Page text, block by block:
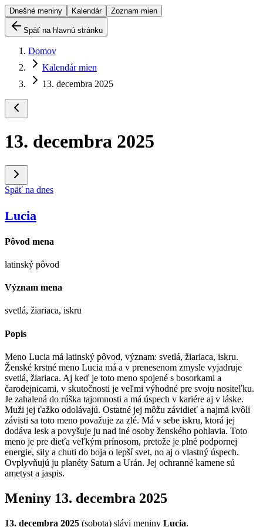
Dnešné meniny Kalendár Zoznam mien
Späť na hlavnú stránku
Domov
Kalendár mien
13. decembra 2025
13. decembra 2025
Späť na dnes
Lucia
Pôvod mena
latinský pôvod
Význam mena
svetlá, žiariaca, iskru
Popis
Meno Lucia má latinský pôvod, význam: svetlá, žiariaca, iskru.
Ženské krstné meno Lucia má a v prenesenom zmysle vyjadruje
svetlá, žiariaca. Aj keď je toto meno spojené s bosorkami a
čarodejnicami, v skutočnosti je veľmi výhodné pre svoju nositeľku.
Je zahalená do rúška tajomnosti a má úspech v kariére aj v láske.
Muži jej ťažko odolávajú. Ostatné jej môžu závidieť a najmä kvôli
závisti sa toto meno považuje za zlé. Má v sebe iskru, ktorá jej
dodáva lesk a povyšuje ju nad iné osoby ženského pohlavia. Toto
meno je pre dieťa veľkým prínosom, pretože je plné podpornej
energie, sily a chuti do boja o lepší svet, no aj o vlastný úspech.
Ovplyvňujú ju planéty Saturn a Urán. Jej ochranné kamene sú
ametyst a jaspis.
Meniny 13. decembra 2025
13. decembra 2025 (sobota) slávi meniny Lucia.